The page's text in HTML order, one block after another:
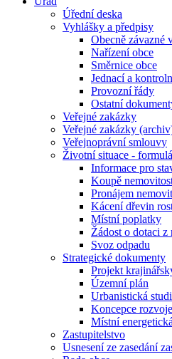
Úřední deska
Vyhlášky a předpisy
Obecně závazné
Nařízení obce
Směrnice obce
Jednací a
Provozní řády
Ostatní
Veřejné zakázky
Veřejné zakázky
Veřejnoprávní smlouvy
Životní situace -
Informace pro
Koupě
Pronájem
Kácení dřevin
Místní poplatky
Žádost o dotaci z
Svoz odpadu
Strategické dokumenty
Projekt
Územní plán
Urbanistická
Koncepce
Místní
Zastupitelstvo
Usnesení ze zasedání